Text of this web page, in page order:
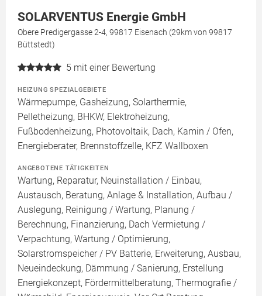
SOLARVENTUS Energie GmbH
Obere Predigergasse 2-4, 99817 Eisenach (29km von 99817
Büttstedt)
5 mit einer Bewertung
HEIZUNG SPEZIALGEBIETE
Wärmepumpe, Gasheizung, Solarthermie,
Pelletheizung, BHKW, Elektroheizung,
Fußbodenheizung, Photovoltaik, Dach, Kamin / Ofen,
Energieberater, Brennstoffzelle, KFZ Wallboxen
ANGEBOTENE TÄTIGKEITEN
Wartung, Reparatur, Neuinstallation / Einbau,
Austausch, Beratung, Anlage & Installation, Aufbau /
Auslegung, Reinigung / Wartung, Planung /
Berechnung, Finanzierung, Dach Vermietung /
Verpachtung, Wartung / Optimierung,
Solarstromspeicher / PV Batterie, Erweiterung, Ausbau,
Neueindeckung, Dämmung / Sanierung, Erstellung
Energiekonzept, Fördermittelberatung, Thermografie /